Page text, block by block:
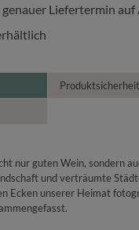
Liefertermin auf
Produktsicherheit
nur guten Wein, sondern
und verträumte
Ecken unserer Heimat